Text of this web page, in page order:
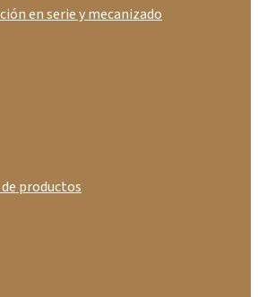
en serie y mecanizado
productos